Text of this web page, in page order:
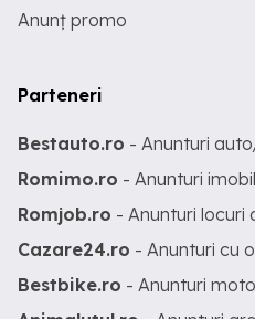
Anunț promo
Parteneri
Bestauto.ro - Anunturi
Romimo.ro - Anunturi
Romjob.ro - Anunturi locuri
Cazare24.ro - Anunturi cu
Bestbike.ro - Anunturi moto